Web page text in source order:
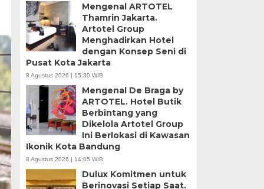
Mengenal ARTOTEL
Thamrin Jakarta.
Artotel Group
Menghadirkan Hotel
dengan Konsep Seni di
Pusat Kota Jakarta
8 Agustus 2026 | 15:30 WIB
Mengenal De Braga by
ARTOTEL. Hotel Butik
Berbintang yang
Dikelola Artotel Group
Ini Berlokasi di Kawasan
Ikonik Kota Bandung
8 Agustus 2026 | 14:05 WIB
Dulux Komitmen untuk
Berinovasi Setiap Saat.